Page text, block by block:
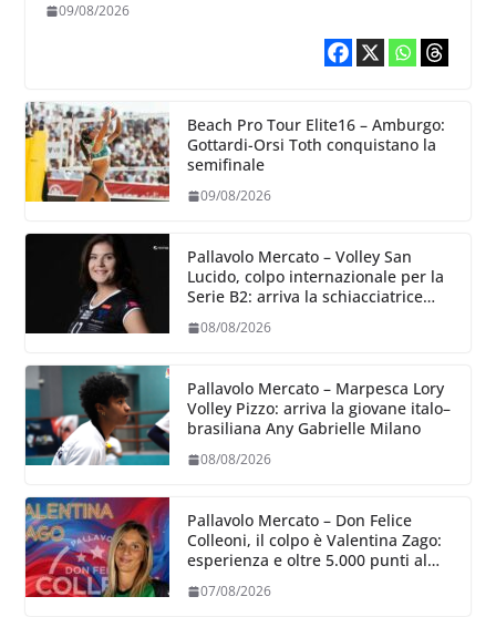
09/08/2026
Beach Pro Tour Elite16 – Amburgo:
Gottardi-Orsi Toth conquistano la
semifinale
09/08/2026
Pallavolo Mercato – Volley San
Lucido, colpo internazionale per la
Serie B2: arriva la schiacciatrice
08/08/2026
Pallavolo Mercato – Marpesca Lory
Volley Pizzo: arriva la giovane italo–
brasiliana Any Gabrielle Milano
08/08/2026
Pallavolo Mercato – Don Felice
Colleoni, il colpo è Valentina Zago:
esperienza e oltre 5.000 punti al
07/08/2026